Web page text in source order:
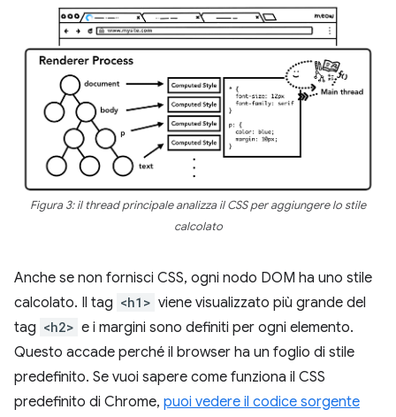
Figura 3: il thread principale analizza il CSS per aggiungere lo stile
calcolato
Anche se non fornisci CSS, ogni nodo DOM ha uno stile
calcolato. Il tag <h1> viene visualizzato più grande del
tag <h2> e i margini sono definiti per ogni elemento.
Questo accade perché il browser ha un foglio di stile
predefinito. Se vuoi sapere come funziona il CSS
predefinito di Chrome, puoi vedere il codice sorgente